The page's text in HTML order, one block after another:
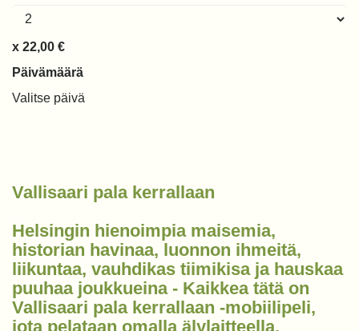
22,00 €
Päivämäärä
Valitse päivä
Vallisaari pala kerrallaan
Helsingin hienoimpia maisemia,
historian havinaa, luonnon ihmeitä,
liikuntaa, vauhdikas tiimikisa ja hauskaa
puuhaa joukkueina - Kaikkea tätä on
Vallisaari pala kerrallaan -mobiilipeli,
jota pelataan omalla älylaitteella.